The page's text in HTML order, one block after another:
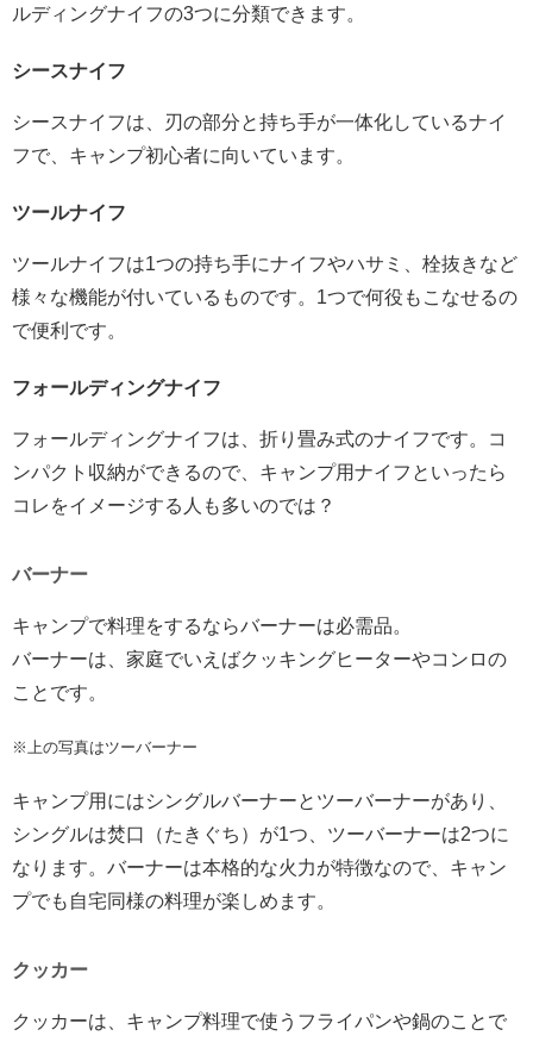
ルディングナイフの3つに分類できます。
シースナイフ
シースナイフは、刃の部分と持ち手が一体化しているナイ
フで、キャンプ初心者に向いています。
ツールナイフ
ツールナイフは1つの持ち手にナイフやハサミ、栓抜きなど
様々な機能が付いているものです。1つで何役もこなせるの
で便利です。
フォールディングナイフ
フォールディングナイフは、折り畳み式のナイフです。コ
ンパクト収納ができるので、キャンプ用ナイフといったら
コレをイメージする人も多いのでは？
バーナー
キャンプで料理をするならバーナーは必需品。
バーナーは、家庭でいえばクッキングヒーターやコンロの
ことです。
※上の写真はツーバーナー
キャンプ用にはシングルバーナーとツーバーナーがあり、
シングルは焚口（たきぐち）が1つ、ツーバーナーは2つに
なります。バーナーは本格的な火力が特徴なので、キャン
プでも自宅同様の料理が楽しめます。
クッカー
クッカーは、キャンプ料理で使うフライパンや鍋のことで